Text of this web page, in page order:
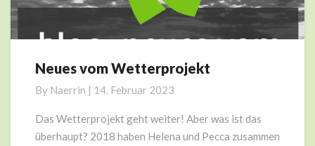
Neues
Wetterprojekt
Neues vom Wetterprojekt
By Naerrin | 14. Februar 2023
Das Wetterprojekt geht weiter! Aber was ist das
überhaupt? 2018 haben Helena und Pecca zusammen